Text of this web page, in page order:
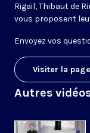
Rigail, Thibaut de
vous proposent
Envoyez vos
Visiter la
Autres